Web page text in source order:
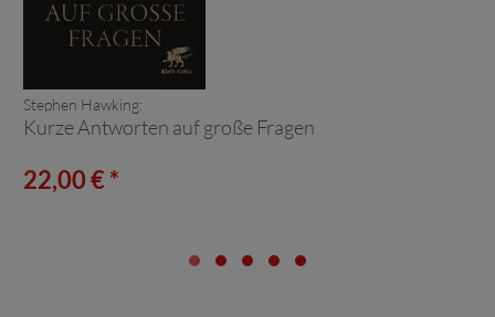
Stephen Hawking:
Kurze Antworten auf große Fragen
22,00 € *